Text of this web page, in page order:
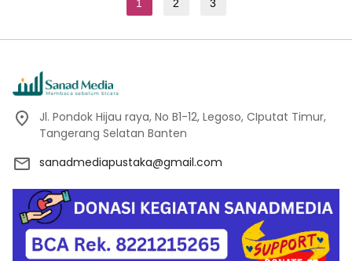
1 2 3
Jl. Pondok Hijau raya, No B1-12, Legoso, CIputat Timur,
Tangerang Selatan Banten
sanadmediapustaka@gmail.com